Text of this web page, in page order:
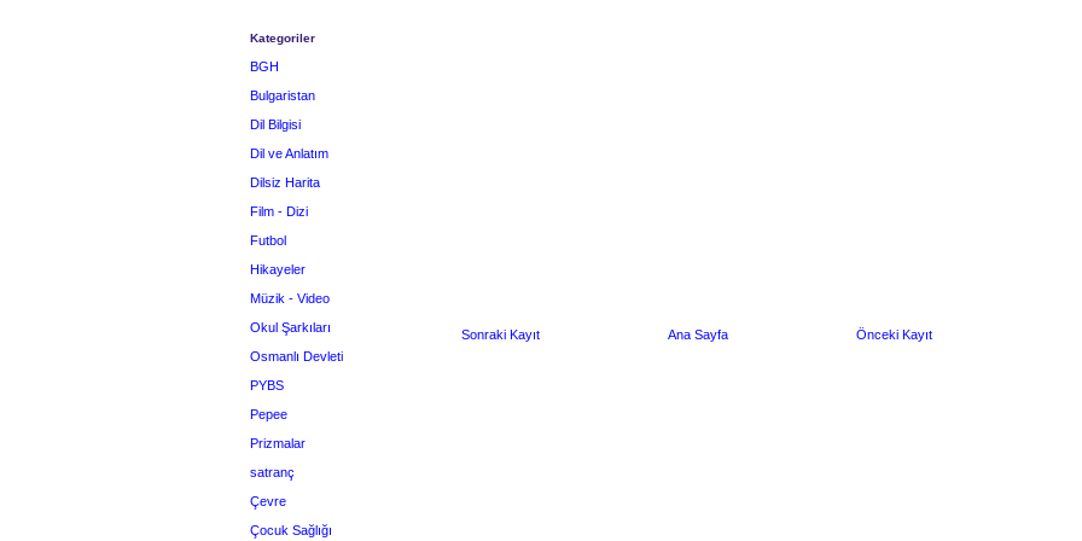
Sonraki Kayıt Önceki Kayıt
Ana Sayfa
Kategoriler
BGH
Bulgaristan
Dil Bilgisi
Dil ve Anlatım
Dilsiz Harita
Film - Dizi
Futbol
Hikayeler
Müzik - Video
Okul Şarkıları
Osmanlı Devleti
PYBS
Pepee
Prizmalar
satranç
Çevre
Çocuk Sağlığı